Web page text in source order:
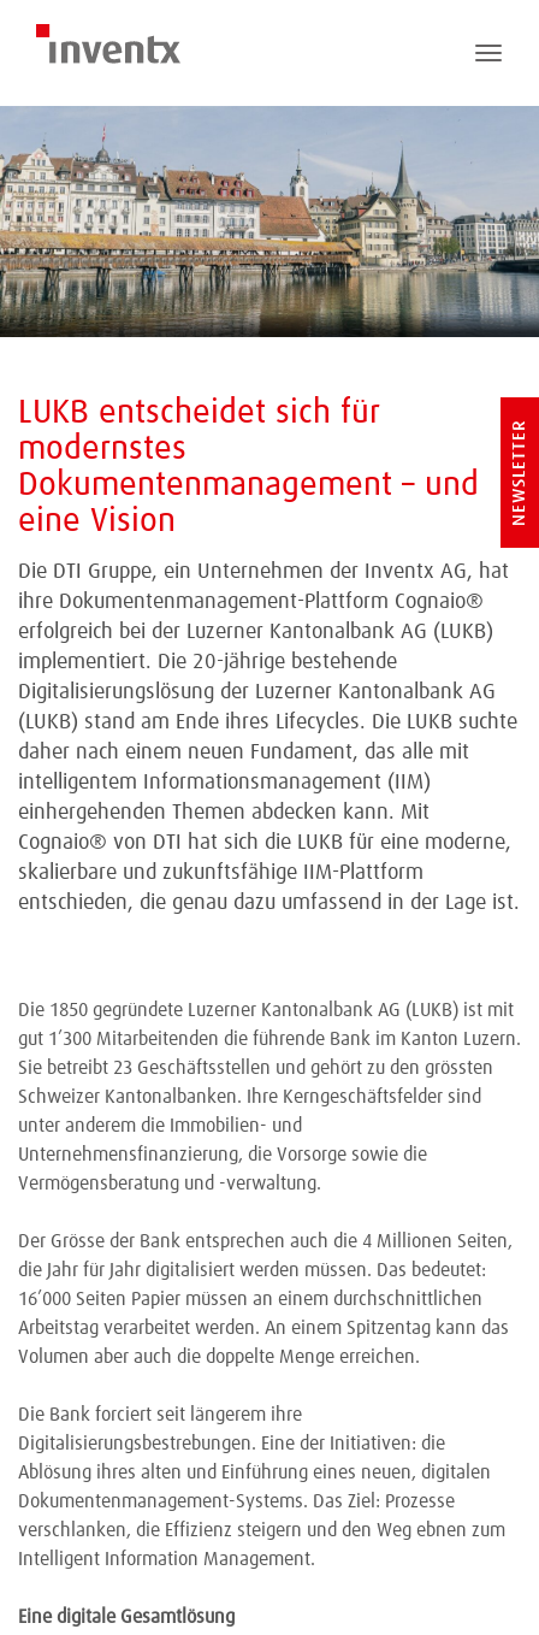
Toggle
LUKB entscheidet sich für
modernstes
Dokumentenmanagement – und
eine Vision
Die DTI Gruppe, ein Unternehmen der Inventx AG, hat
ihre Dokumentenmanagement-Plattform Cognaio®
erfolgreich bei der Luzerner Kantonalbank AG (LUKB)
implementiert. Die 20-jährige bestehende
Digitalisierungslösung der Luzerner Kantonalbank AG
(LUKB) stand am Ende ihres Lifecycles. Die LUKB suchte
daher nach einem neuen Fundament, das alle mit
intelligentem Informationsmanagement (IIM)
einhergehenden Themen abdecken kann. Mit
Cognaio® von DTI hat sich die LUKB für eine moderne,
skalierbare und zukunftsfähige IIM-Plattform
entschieden, die genau dazu umfassend in der Lage ist.
Die 1850 gegründete Luzerner Kantonalbank AG (LUKB) ist mit
gut 1’300 Mitarbeitenden die führende Bank im Kanton Luzern.
Sie betreibt 23 Geschäftsstellen und gehört zu den grössten
Schweizer Kantonalbanken. Ihre Kerngeschäftsfelder sind
unter anderem die Immobilien- und
Unternehmensfinanzierung, die Vorsorge sowie die
Vermögensberatung und -verwaltung.
Der Grösse der Bank entsprechen auch die 4 Millionen Seiten,
die Jahr für Jahr digitalisiert werden müssen. Das bedeutet:
16’000 Seiten Papier müssen an einem durchschnittlichen
Arbeitstag verarbeitet werden. An einem Spitzentag kann das
Volumen aber auch die doppelte Menge erreichen.
Die Bank forciert seit längerem ihre
Digitalisierungsbestrebungen. Eine der Initiativen: die
Ablösung ihres alten und Einführung eines neuen, digitalen
Dokumentenmanagement-Systems. Das Ziel: Prozesse
verschlanken, die Effizienz steigern und den Weg ebnen zum
Intelligent Information Management.
Eine digitale Gesamtlösung
NEWSLETTER